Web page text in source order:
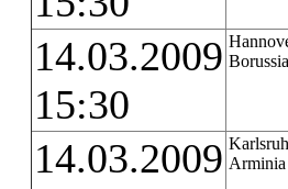
14.03.2009
15:30
14.03.2009